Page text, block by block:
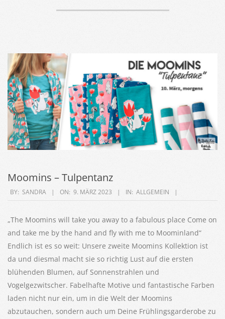
Moomins – Tulpentanz
2023-
09
BY: SANDRA ON: 9. MÄRZ 2023 IN: ALLGEMEIN
„The Moomins will take you away to a fabulous place Come on
and take me by the hand and fly with me to Moominland“
Endlich ist es so weit: Unsere zweite Moomins Kollektion ist
da und diesmal macht sie so richtig Lust auf die ersten
blühenden Blumen, auf Sonnenstrahlen und
Vogelgezwitscher. Fabelhafte Motive und fantastische Farben
laden nicht nur ein, um in die Welt der Moomins
abzutauchen, sondern auch um Deine Frühlingsgarderobe zu